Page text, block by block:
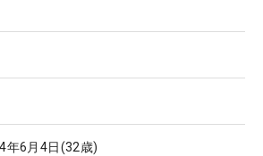
年6月4日(32歳)